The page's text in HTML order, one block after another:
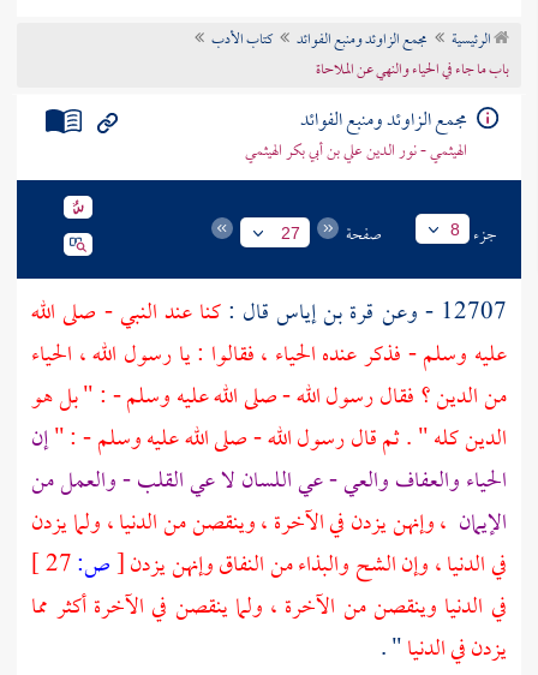
تراجم الأعلام
الرئيسية مجمع الزاوئد ومنبع الفوائد
كتاب الأدب
باب ما جاء في الحياء والنهي عن الملاحاة
مجمع الزاوئد ومنبع الفوائد
الهيثمي - نور الدين علي بن أبي بكر الهيثمي
جزء 8 صفحة 27
12707 - وعن قرة بن إياسقال :كنا عند النبي - صلى الله
عليه وسلم - فذكر عنده الحياء ، فقالوا : يا رسول الله ، الحياء
من الدين ؟ فقال رسول الله - صلى الله عليه وسلم - : " بل هو
الدين كله " . ثم قال رسول الله - صلى الله عليه وسلم - : "إن
الحياء والعفاف والعي - عي اللسان لا عي القلب - والعمل من
الإيمان ، وإنهن يزدن في الآخرة ، وينقصن من الدنيا ، ولما يزدن
في الدنيا ، وإن الشح والبذاء من النفاق وإنهن يزدن[ص:
في الدنيا وينقصن من الآخرة ، ولما ينقصن في الآخرة أكثر مما
يزدن في الدنيا" .